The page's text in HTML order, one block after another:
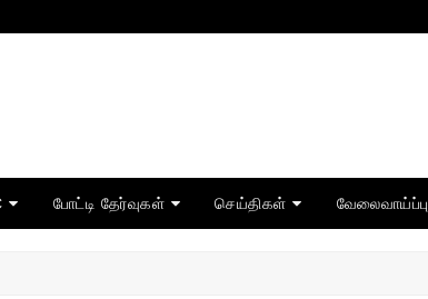
போட்டி தேர்வுகள் செய்திகள் வேலைவாய்ப்பு